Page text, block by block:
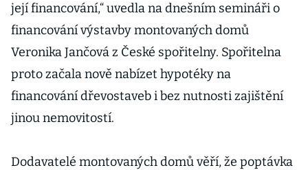
její financování,“ uvedla na dnešním semináři o
financování výstavby montovaných domů
Veronika Jančová z České spořitelny. Spořitelna
proto začala nově nabízet hypotéky na
financování dřevostaveb i bez nutnosti zajištění
jinou nemovitostí.
Dodavatelé montovaných domů věří, že poptávka